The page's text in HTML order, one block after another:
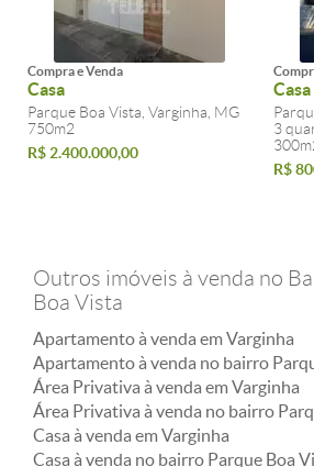
Compra e Venda
Casa
Parque Boa Vista, Varginha, MG
750m2
R$ 2.400.000,00
Casa
3
R$
Outros imóveis à venda no
Boa Vista
Apartamento à venda em Varginha
Apartamento à venda no bairro
Área Privativa à venda em Varginha
Área Privativa à venda no bairro
Casa à venda em Varginha
Casa à venda no bairro Parque Boa